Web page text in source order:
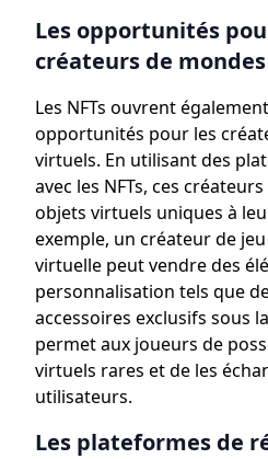
Les opportunités
créateurs de
Les NFTs ouvrent
opportunités pour les
virtuels. En utilisant des
avec les NFTs, ces
objets virtuels uniques à
exemple, un créateur de
virtuelle peut vendre des
personnalisation tels que
accessoires exclusifs sous
permet aux joueurs de
virtuels rares et de les
utilisateurs.
Les plateformes de